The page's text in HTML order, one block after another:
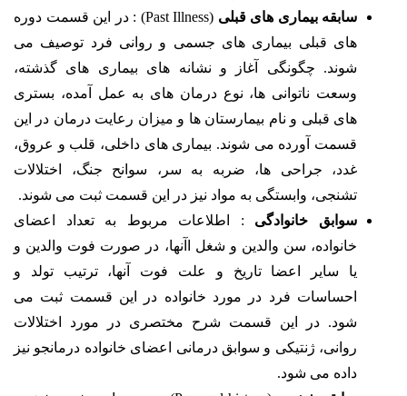
سابقه بیماری های قبلی
(Past Illness) : در این قسمت دوره
های قبلی بیماری های جسمی و روانی فرد توصیف می
شوند. چگونگی آغاز و نشانه های بیماری های گذشته،
وسعت ناتوانی ها، نوع درمان های به عمل آمده، بستری
های قبلی و نام بیمارستان ها و میزان رعایت درمان در این
قسمت آورده می شوند. بیماری های داخلی، قلب و عروق،
غدد، جراحی ها، ضربه به سر، سوانح جنگ، اختلالات
تشنجی، وابستگی به مواد نیز در این قسمت ثبت می شوند.
سوابق خانوادگی : اطلاعات مربوط به تعداد اعضای
خانواده، سن والدین و شغل اآنها، در صورت فوت والدین و
یا سایر اعضا تاریخ و علت فوت آنها، ترتیب تولد و
احساسات فرد در مورد خانواده در این قسمت ثبت می
شود. در این قسمت شرح مختصری در مورد اختلالات
روانی، ژنتیکی و سوابق درمانی اعضای خانواده درمانجو نیز
داده می شود.